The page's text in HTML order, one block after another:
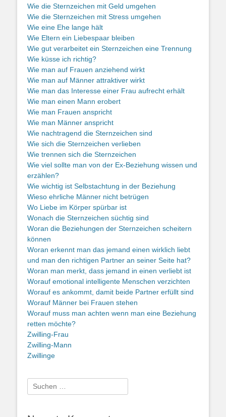
Wie die Sternzeichen mit Geld umgehen
Wie die Sternzeichen mit Stress umgehen
Wie eine Ehe lange hält
Wie Eltern ein Liebespaar bleiben
Wie gut verarbeitet ein Sternzeichen eine Trennung
Wie küsse ich richtig?
Wie man auf Frauen anziehend wirkt
Wie man auf Männer attraktiver wirkt
Wie man das Interesse einer Frau aufrecht erhält
Wie man einen Mann erobert
Wie man Frauen anspricht
Wie man Männer anspricht
Wie nachtragend die Sternzeichen sind
Wie sich die Sternzeichen verlieben
Wie trennen sich die Sternzeichen
Wie viel sollte man von der Ex-Beziehung wissen und
erzählen?
Wie wichtig ist Selbstachtung in der Beziehung
Wieso ehrliche Männer nicht betrügen
Wo Liebe im Körper spürbar ist
Wonach die Sternzeichen süchtig sind
Woran die Beziehungen der Sternzeichen scheitern
können
Woran erkennt man das jemand einen wirklich liebt
und man den richtigen Partner an seiner Seite hat?
Woran man merkt, dass jemand in einen verliebt ist
Worauf emotional intelligente Menschen verzichten
Worauf es ankommt, damit beide Partner erfüllt sind
Worauf Männer bei Frauen stehen
Worauf muss man achten wenn man eine Beziehung
retten möchte?
Zwilling-Frau
Zwilling-Mann
Zwillinge
Suche
nach: